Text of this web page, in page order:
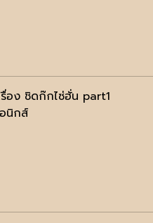
อง ชิดก๊กไซ่ฮั่น part1
นิกส์